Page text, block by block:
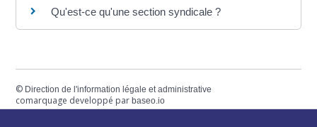
Qu'est-ce qu'une section syndicale ?
© Direction de l'information légale et administrative
comarquage developpé parbaseo.io